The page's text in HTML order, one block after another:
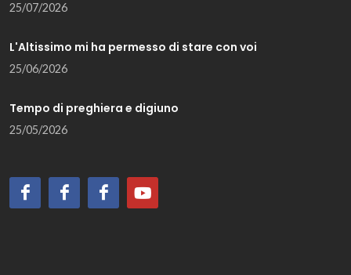
25/07/2026
L'Altissimo mi ha permesso di stare con voi
25/06/2026
Tempo di preghiera e digiuno
25/05/2026